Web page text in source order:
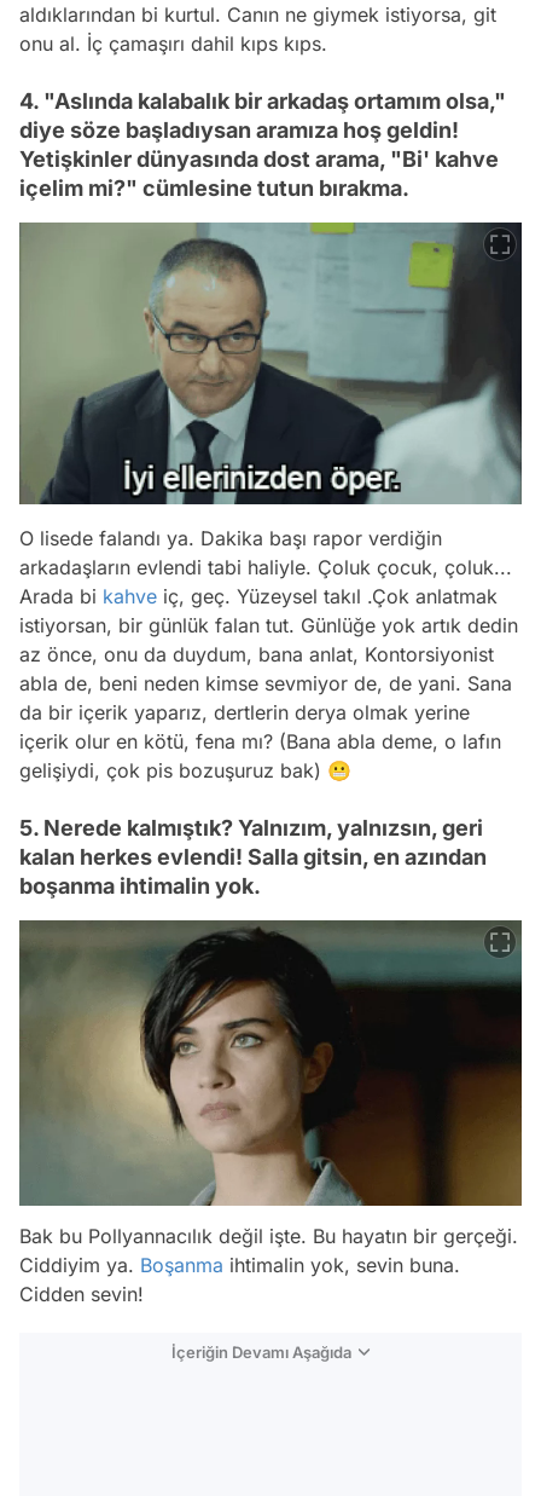
aldıklarından bi kurtul. Canın ne giymek istiyorsa, git
onu al. İç çamaşırı dahil kıps kıps.
4. "Aslında kalabalık bir arkadaş ortamım olsa,"
diye söze başladıysan aramıza hoş geldin!
Yetişkinler dünyasında dost arama, "Bi' kahve
içelim mi?" cümlesine tutun bırakma.
O lisede falandı ya. Dakika başı rapor verdiğin
arkadaşların evlendi tabi haliyle. Çoluk çocuk, çoluk...
Arada bi kahve iç, geç. Yüzeysel takıl .Çok anlatmak
istiyorsan, bir günlük falan tut. Günlüğe yok artık dedin
az önce, onu da duydum, bana anlat, Kontorsiyonist
abla de, beni neden kimse sevmiyor de, de yani. Sana
da bir içerik yaparız, dertlerin derya olmak yerine
içerik olur en kötü, fena mı? (Bana abla deme, o lafın
gelişiydi, çok pis bozuşuruz bak) 😬
5. Nerede kalmıştık? Yalnızım, yalnızsın, geri
kalan herkes evlendi! Salla gitsin, en azından
boşanma ihtimalin yok.
Bak bu Pollyannacılık değil işte. Bu hayatın bir gerçeği.
Ciddiyim ya. Boşanma ihtimalin yok, sevin buna.
Cidden sevin!
İçeriğin Devamı Aşağıda